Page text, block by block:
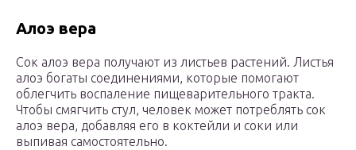
Алоэ вера
Сок алоэ вера получают из листьев растений. Листья
алоэ богаты соединениями, которые помогают
облегчить воспаление пищеварительного тракта.
Чтобы смягчить стул, человек может потреблять сок
алоэ вера, добавляя его в коктейли и соки или
выпивая самостоятельно.